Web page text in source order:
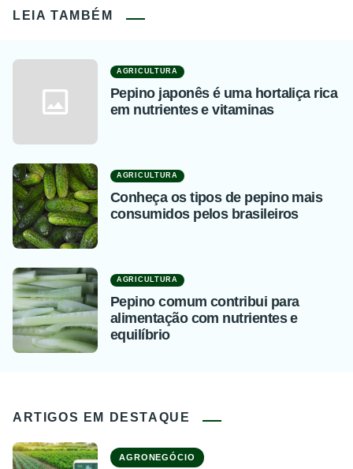
LEIA TAMBÉM
AGRICULTURA
Pepino japonês é uma hortaliça rica
em nutrientes e vitaminas
AGRICULTURA
Conheça os tipos de pepino mais
consumidos pelos brasileiros
AGRICULTURA
Pepino comum contribui para
alimentação com nutrientes e
equilíbrio
ARTIGOS EM DESTAQUE
AGRONEGÓCIO